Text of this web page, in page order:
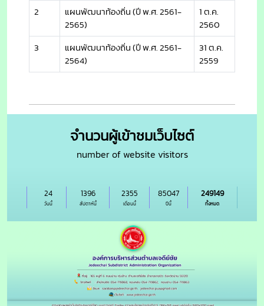
2
แผนพัฒนาท้องถิ่น (ปี พ.ศ. 2561-
2565)
1 ต.ค.
2560
3
แผนพัฒนาท้องถิ่น (ปี พ.ศ. 2561-
2564)
31 ต.ค.
2559
จำนวนผู้เข้าชมเว็บไซต์
number of website visitors
วันนี้
24
สัปดาห์นี้
1396
เดือนนี้
2355
ปีนี้
85047
ทั้งหมด
249149